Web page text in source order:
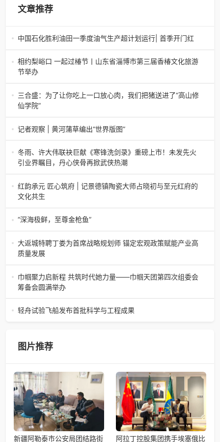
文章推荐
中国石化胜利油田一季度油气生产超计划运行| 首季开门红
中国石化胜利油田一季度油气生产超计划运行| 首季开门红济
南电（记者 瑞夫 胜宣）2026年一季度，中国石化胜利油田
生产原油585.86万吨，天
相约梨峪口 一起过椿节丨山东省淄博市第三届香椿文化旅游
节举办
相约梨峪口 一起过椿节丨山东省淄博市第三届香椿文化旅游
节举办济南电（记者 瑞夫）4月18日，山东省淄博市第三届
香椿文化旅游节暨党建
三合盛：为了让你吃上一口放心肉，我们把猪送进了“高山修
仙学院”
三合盛：为了让你吃上一口放心肉，我们把猪送进了“高山修
仙学院”很多人问我，现在的生鲜赛道已经卷成麻花了，为什
么三合盛的“认养一头
记者观察 | 黄河蒲草编出“世界版图”
记者观察 | 黄河蒲草编出“世界版图”山东高青农妇的30年“草
根逆袭”路济南电（记者 瑞夫 王克军 郭克烁）一根黄河滩上
的蒲草，能走多
冬雨、许大伟联袂巨献《寒锋洗剑录》重磅上市！未发先火
引业界瞩目，丹心侠骨再掀武侠热潮
【新书首发】冬雨、许大伟联袂巨献《寒锋洗剑录》重磅上
市！未发先火引业界瞩目，丹心侠骨再掀武侠热潮（文/梵
可）近日，备受业界与读者双
红韵承元 匠心筑府 | 记景德镇陶瓷大师占晓初与至元红府的
文化共生
（中国晨报头条讯）景德镇的窑火，千年不熄，淬炼出无数
陶瓷瑰宝；元代釉里红的一抹艳红，穿越七百年岁月，成为
“深海极鲜，至尊金枪鱼”
“深海极鲜，至尊金枪鱼”苏州吴中白金汉爵大酒店蓝鳍金枪鱼
开鱼品鉴仪式圆满落幕2026年4月17日，江苏省苏州市吴中
白金汉爵大酒店大
大返城特聘丁娄为首席战略规划师 锚定宏观政策赋能产业高
质量发展
2026年4月16日，大返城（浙江）科技有限公司隆重举行签
约仪式，正式特聘丁娄先生担任公司首席战略规划师。此次
强强联合，是大返城集团深度
巾帼聚力启新程 共筑时代她力量——巾帼天团第四次组委会
筹备会圆满举办
巾帼聚力启新程 共筑时代她力量——巾帼天团第四次组委会
筹备会圆满举办2026年4月15日，巾帼天团第四次组委会筹
轻舟试验飞船发布首批科学与工程成果
果。据中国科学院微小卫星
图片推荐
新疆阿勒泰市公安局团结路街 阿拉丁控股集团携手埃塞俄比